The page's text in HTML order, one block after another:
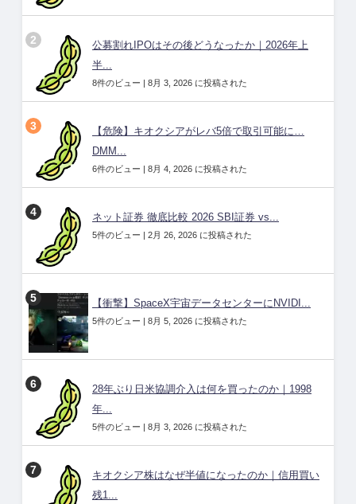
公募割れIPOはその後どうなったか｜2026年上
半...
8件のビュー | 8月 3, 2026 に投稿された
【危険】キオクシアがレバ5倍で取引可能に…
DMM...
6件のビュー | 8月 4, 2026 に投稿された
ネット証券 徹底比較 2026 SBI証券 vs...
5件のビュー | 2月 26, 2026 に投稿された
【衝撃】SpaceX宇宙データセンターにNVIDI...
5件のビュー | 8月 5, 2026 に投稿された
28年ぶり日米協調介入は何を買ったのか｜1998
年...
5件のビュー | 8月 3, 2026 に投稿された
キオクシア株はなぜ半値になったのか｜信用買い
残1...